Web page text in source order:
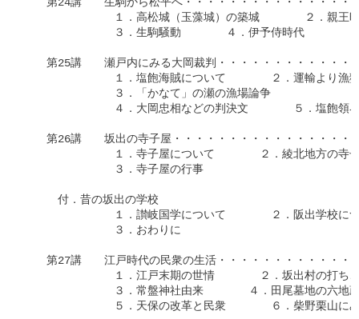
１．高松城（玉藻城）の築城　　　　２．親王
３．生駒騒動　　　　４．伊予侍時代　　　　５．
第25講　　瀬戸内にみる大岡裁判・・・・・・・・・・・・
１．塩飽海賊について　　　　２．運輸より漁猟
３．「かなて」の瀬の漁場論争
４．大岡忠相などの判決文　　　　５．塩飽領
第26講　　坂出の寺子屋・・・・・・・・・・・・・・・・
１．寺子屋について　　　　２．綾北地方の寺
３．寺子屋の行事
付．昔の坂出の学校
１．讃岐国学について　　　　２．阪出学校につ
３．おわりに
第27講　　江戸時代の民衆の生活・・・・・・・・・・・・
１．江戸末期の世情　　　　２．坂出村の打ちこ
３．常盤神社由来　　　　４．田尾墓地の六地
５．天保の改革と民衆　　　　６．柴野栗山にみ